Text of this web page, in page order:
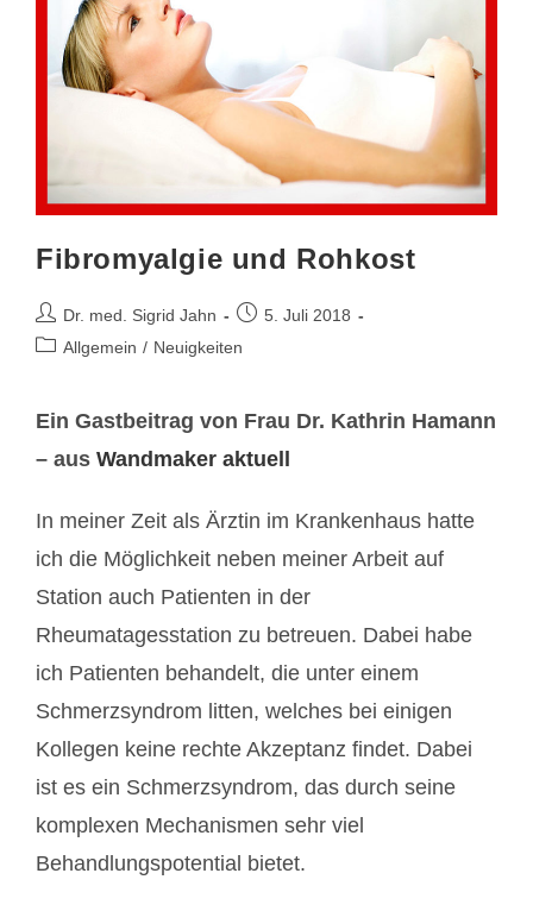
Fibromyalgie und Rohkost
Beitrags-
Autor:
Dr. med. Sigrid Jahn
Beitrag5. Juli 2018
Beitrags-
Allgemein / Neuigkeiten
Ein Gastbeitrag von Frau Dr. Kathrin Hamann
– aus Wandmaker aktuell
In meiner Zeit als Ärztin im Krankenhaus hatte
ich die Möglichkeit neben meiner Arbeit auf
Station auch Patienten in der
Rheumatagesstation zu betreuen. Dabei habe
ich Patienten behandelt, die unter einem
Schmerzsyndrom litten, welches bei einigen
Kollegen keine rechte Akzeptanz findet. Dabei
ist es ein Schmerzsyndrom, das durch seine
komplexen Mechanismen sehr viel
Behandlungspotential bietet.